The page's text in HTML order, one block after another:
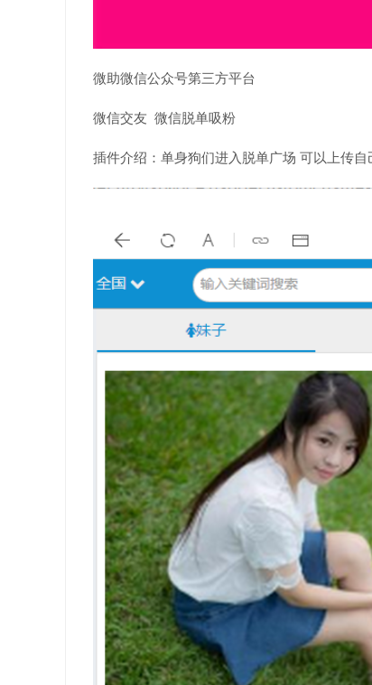
微助微信公众号第三方平台
微信交友 微信脱单吸粉
插件介绍：单身狗们进入脱单广场 可以上传